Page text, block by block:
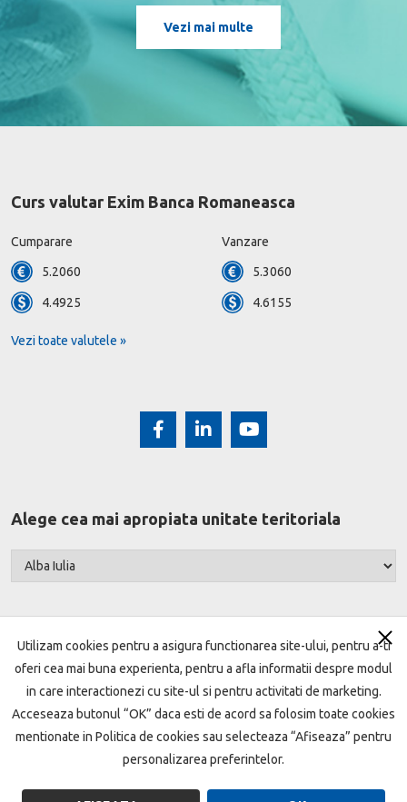
Vezi mai multe
Curs valutar Exim Banca Romaneasca
Cumparare Vanzare
5.2060 5.3060
4.4925 4.6155
Vezi toate valutele »
Alege cea mai apropiata unitate teritoriala
Harta site Termeni si conditii Setari cookie
Protecţia datelor Politica de cookie
Garantarea depozitelor ANPC
Sandbox Vanzari imobile Indici Bancari CSALB
Utilizam cookies pentru a asigura functionarea site-ului, pentru a-ti
oferi cea mai buna experienta, pentru a afla informatii despre modul
in care interactionezi cu site-ul si pentru activitati de marketing.
Acceseaza butonul “OK” daca esti de acord sa folosim toate cookies
mentionate in Politica de cookies sau selecteaza “Afiseaza” pentru
personalizarea preferintelor.